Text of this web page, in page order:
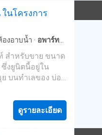
ห้องนอน ขนาด
ตารางเมตร
กแบบมาให้ทุก
ละแวกโครงการ
ช่น ห้องนอน
ณเพลิดเพลินไป
ศา อีกทั้งยังมี
ากาศสุดหรู พร้อม
างบนเนินเขาบาง
ทะเลที่สวยงาม
ซึ่งสร้างเสร็จ
Replay
ารคอนโดมิเนียม
อาคาร สูง 4 ชั้น
ดมิเนียม 408 ยูนิต
ระเภทดังนี้
สตูดิโอ Suite
(60 ตร.ม.)1
ลล่า Pool Villa 1
ตร.ม.)2 ห้อง
มารถสนุกสนาน
ตัวโครงการยังตั้ง
ายใน เกาะสมุย
Football
, ร้านอาหารชั้นนำ,
นึ่งคอนโดมิเนียม
ในการใช้ชีวิต
ตั้งอยู่ที่หมู่ 1 ตำบล
ฎร์ธานีโดย
งการประเภท
นโครงการ
องอาบน้ำ · อพาร์ท
สาน ·
ะดวก
สำหรับขาย ขนาด
งยูนิตนี้อยู่ใน
บนทำเลของ บ่อ
วยราคาค่าเช่า
ดูรายละเอียด